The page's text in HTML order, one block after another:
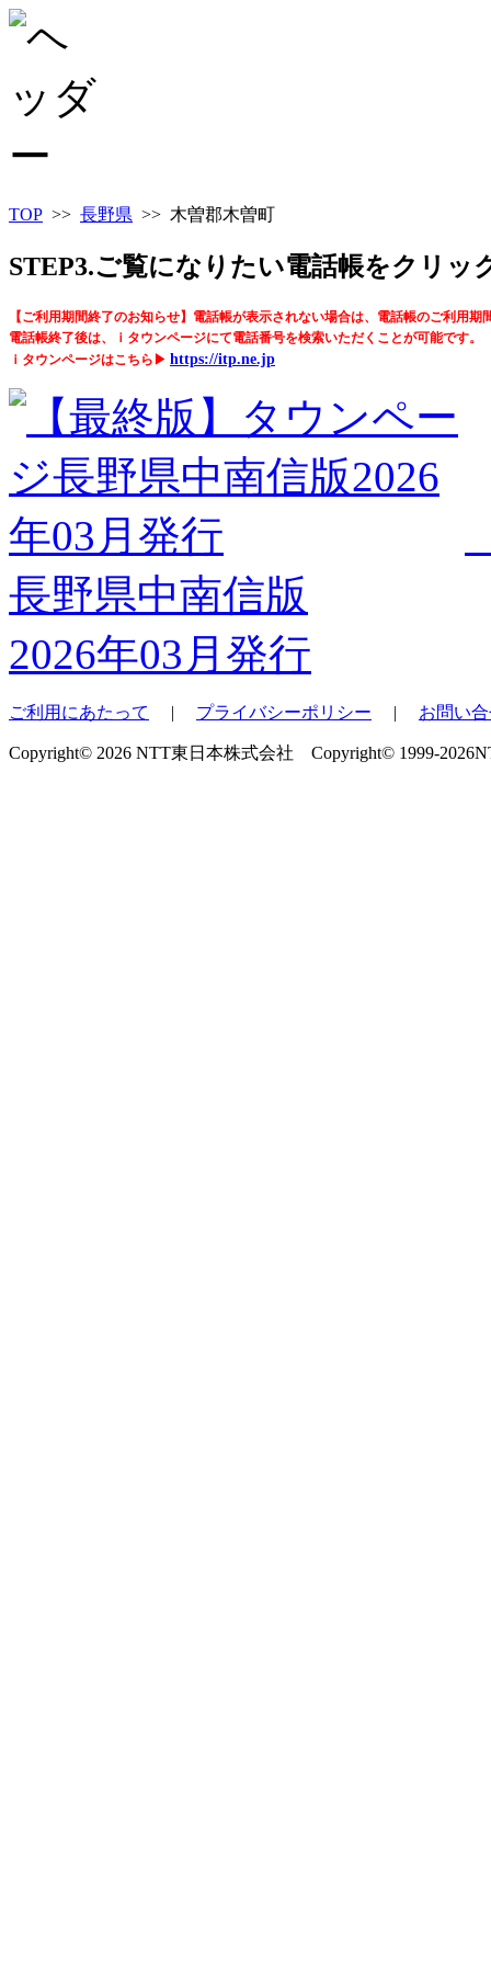
TOP >> 長野県 >> 木曽郡木曽町
STEP3.ご覧になりたい電話帳をクリッ
【ご利用期間終了のお知らせ】電話帳が表示されない場合は、電話帳のご利用期
電話帳終了後は、ｉタウンページにて電話番号を検索いただくことが可能です。
ｉタウンページはこちら▶ https://itp.ne.jp
長野県中南信版
2026年03月発行
ご利用にあたって | プライバシーポリシー | お問い
Copyright© 2026 NTT東日本株式会社 Copyright© 1999-